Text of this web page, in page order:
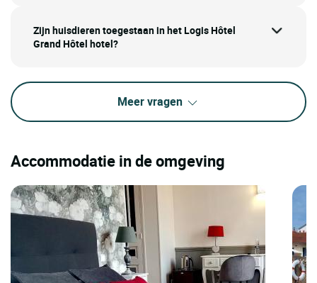
Zijn huisdieren toegestaan in het Logis Hôtel
Grand Hôtel hotel?
Meer vragen
Accommodatie in de omgeving